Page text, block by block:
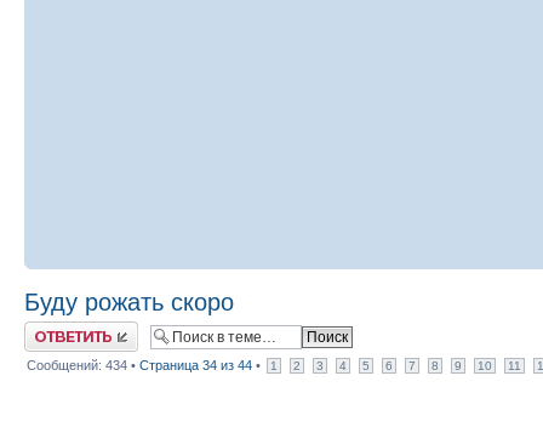
Буду рожать скоро
Ответить
Сообщений: 434 • Страница 34 из 44 • 1 2 3 4 5 6 7 8 9 10 11